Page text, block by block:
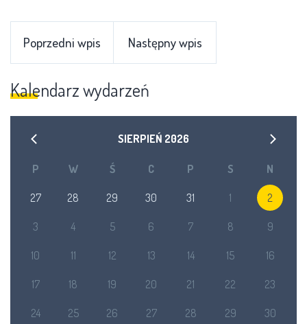
Poprzedni wpis Następny wpis
Kalendarz wydarzeń
SIERPIEŃ 2026
P W Ś C P S N
27 28 29 30 31 1 2
3 4 5 6 7 8 9
10 11 12 13 14 15 16
17 18 19 20 21 22 23
24 25 26 27 28 29 30